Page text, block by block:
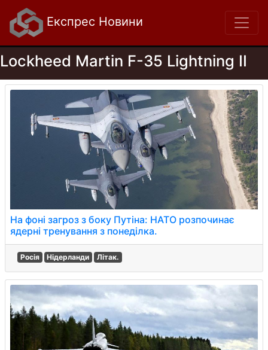
Експрес Новини
Lockheed Martin F-35 Lightning II
На фоні загроз з боку Путіна: НАТО розпочинає
ядерні тренування з понеділка.
Росія Нідерланди Літак.